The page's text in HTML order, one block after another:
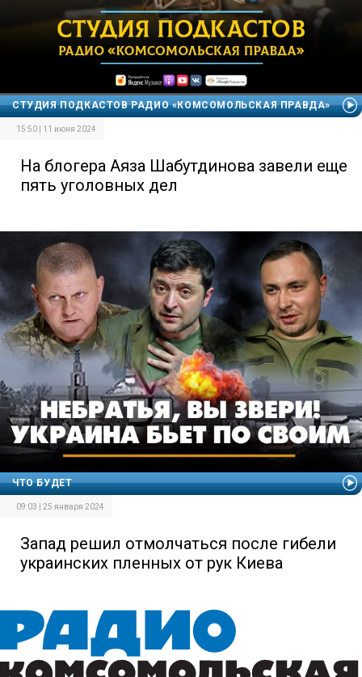
СТУДИЯ ПОДКАСТОВ РАДИО «КОМСОМОЛЬСКАЯ ПРАВДА»
15:50 | 11 июня 2024
На блогера Аяза Шабутдинова завели еще
пять уголовных дел
ЧТО БУДЕТ
09:03 | 25 января 2024
Запад решил отмолчаться после гибели
украинских пленных от рук Киева